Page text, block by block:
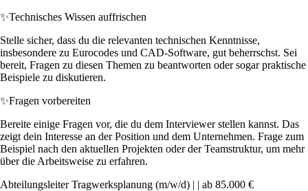
✨Technisches Wissen auffrischen
Stelle sicher, dass du die relevanten technischen Kenntnisse,
insbesondere zu Eurocodes und CAD-Software, gut beherrschst. Sei
bereit, Fragen zu diesen Themen zu beantworten oder sogar praktische
Beispiele zu diskutieren.
✨Fragen vorbereiten
Bereite einige Fragen vor, die du dem Interviewer stellen kannst. Das
zeigt dein Interesse an der Position und dem Unternehmen. Frage zum
Beispiel nach den aktuellen Projekten oder der Teamstruktur, um mehr
über die Arbeitsweise zu erfahren.
Abteilungsleiter Tragwerksplanung (m/w/d) | | ab 85.000 €